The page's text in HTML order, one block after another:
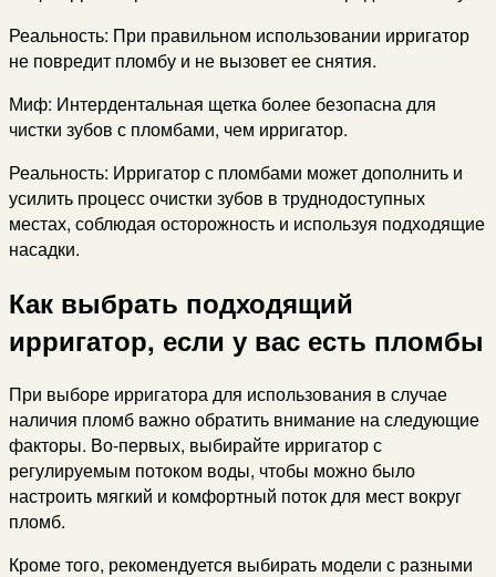
Реальность: При правильном использовании ирригатор
не повредит пломбу и не вызовет ее снятия.
Миф: Интердентальная щетка более безопасна для
чистки зубов с пломбами, чем ирригатор.
Реальность: Ирригатор с пломбами может дополнить и
усилить процесс очистки зубов в труднодоступных
местах, соблюдая осторожность и используя подходящие
насадки.
Как выбрать подходящий
ирригатор, если у вас есть пломбы
При выборе ирригатора для использования в случае
наличия пломб важно обратить внимание на следующие
факторы. Во-первых, выбирайте ирригатор с
регулируемым потоком воды, чтобы можно было
настроить мягкий и комфортный поток для мест вокруг
пломб.
Кроме того, рекомендуется выбирать модели с разными